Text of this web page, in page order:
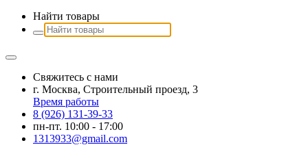
Найти товары
Свяжитесь с нами
г. Москва, Строительный проезд, 3
Время работы
8 (926) 131-39-33
пн-пт. 10:00 - 17:00
1313933@gmail.com